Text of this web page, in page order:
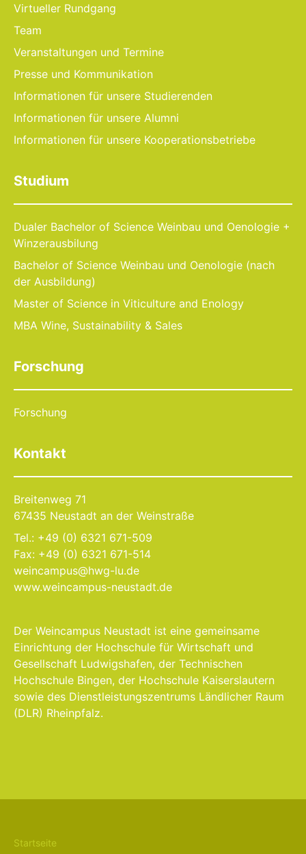
Virtueller Rundgang
Team
Veranstaltungen und Termine
Presse und Kommunikation
Informationen für unsere Studierenden
Informationen für unsere Alumni
Informationen für unsere Kooperationsbetriebe
Studium
Dualer Bachelor of Science Weinbau und Oenologie +
Winzerausbilung
Bachelor of Science Weinbau und Oenologie (nach
der Ausbildung)
Master of Science in Viticulture and Enology
MBA Wine, Sustainability & Sales
Forschung
Forschung
Kontakt
Breitenweg 71
67435 Neustadt an der Weinstraße
Tel.: +49 (0) 6321 671-509
Fax: +49 (0) 6321 671-514
weincampus@hwg-lu.de
www.weincampus-neustadt.de
Der Weincampus Neustadt ist eine gemeinsame
Einrichtung der Hochschule für Wirtschaft und
Gesellschaft Ludwigshafen, der Technischen
Hochschule Bingen, der Hochschule Kaiserslautern
sowie des Dienstleistungszentrums Ländlicher Raum
(DLR) Rheinpfalz.
Startseite